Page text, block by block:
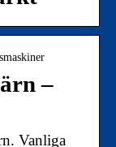
–
Vanliga